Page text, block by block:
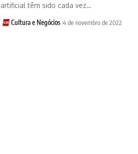
artificial têm sido cada vez…
Cultura e Negócios 4 de novembro de 2022